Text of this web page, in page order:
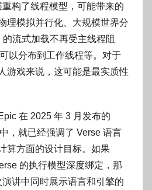
构了线程模型，可能带来的
理模拟并行化、大规模世界分
流式加载不再受主线程阻
以分布到工作线程等。对于
游戏来说，这可能是最实质性
在 2025 年 3 月发布的
，就已经强调了 Verse 语言
算方面的设计目标。如果
的执行模型深度绑定，那
讲中同时展示语言和引擎的